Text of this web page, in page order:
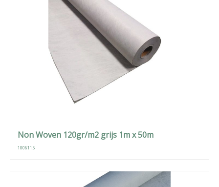
Non Woven 120gr/m2 grijs 1m x 50m
1006115